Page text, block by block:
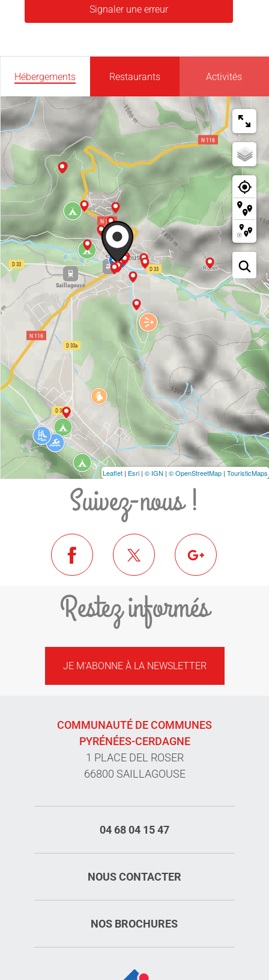
Signaler une erreur
Hébergements Restaurants Activités
Leaflet | Esri | © IGN | © OpenStreetMap | TouristicMaps
Suivez-nous !
Restez informés
JE M'ABONNE À LA NEWSLETTER
COMMUNAUTÉ DE COMMUNES
PYRÉNÉES-CERDAGNE
1 PLACE DEL ROSER
66800 SAILLAGOUSE
04 68 04 15 47
NOUS CONTACTER
NOS BROCHURES